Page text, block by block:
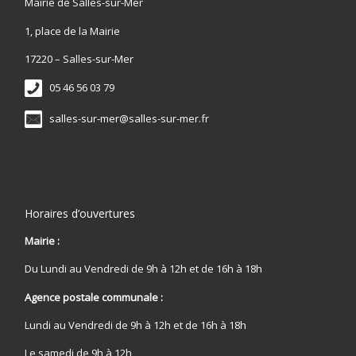
1, place de la Mairie
17220 – Salles-sur-Mer
05 46 56 03 79
salles-sur-mer@salles-sur-mer.fr
Horaires d’ouvertures
Mairie :
Du Lundi au Vendredi de 9h à 12h et de 16h à 18h
Agence postale communale :
Lundi au Vendredi de 9h à 12h et de 16h à 18h
Le samedi de 9h à 12h